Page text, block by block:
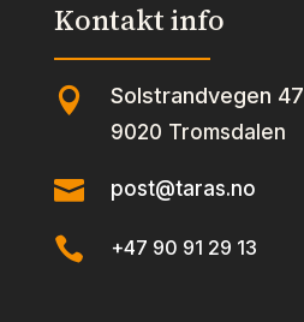
Kontakt info
 Solstrandvegen 47
9020 Tromsdalen
 post@taras.no
 +47 90 91 29 13